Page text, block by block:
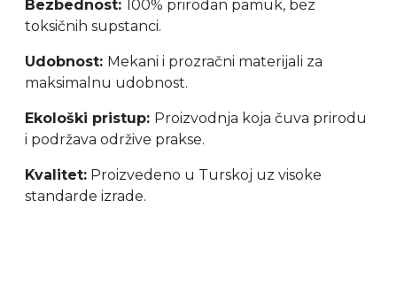
Bezbednost: 100% prirodan pamuk, bez
toksičnih supstanci.
Udobnost: Mekani i prozračni materijali za
maksimalnu udobnost.
Ekološki pristup: Proizvodnja koja čuva prirodu
i podržava održive prakse.
Kvalitet: Proizvedeno u Turskoj uz visoke
standarde izrade.